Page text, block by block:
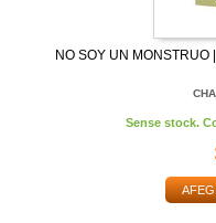
NO SOY UN MONSTRUO
Sense stock.